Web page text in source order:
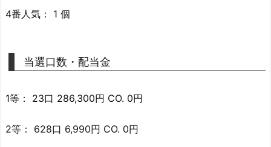
4番人気： 1 個
当選口数・配当金
1等： 23口 286,300円 CO. 0円
2等： 628口 6,990円 CO. 0円